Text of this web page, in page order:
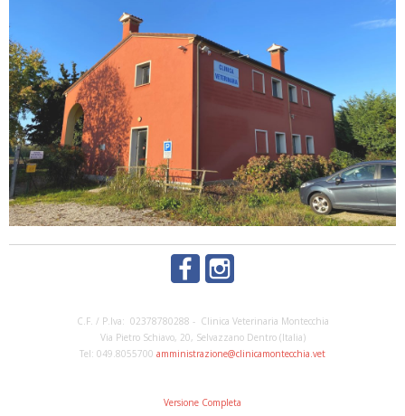
C.F. / P.Iva: 02378780288 - Clinica Veterinaria Montecchia
Via Pietro Schiavo, 20, Selvazzano Dentro (Italia)
Tel: 049.8055700 amministrazione@clinicamontecchia.vet
Versione Completa